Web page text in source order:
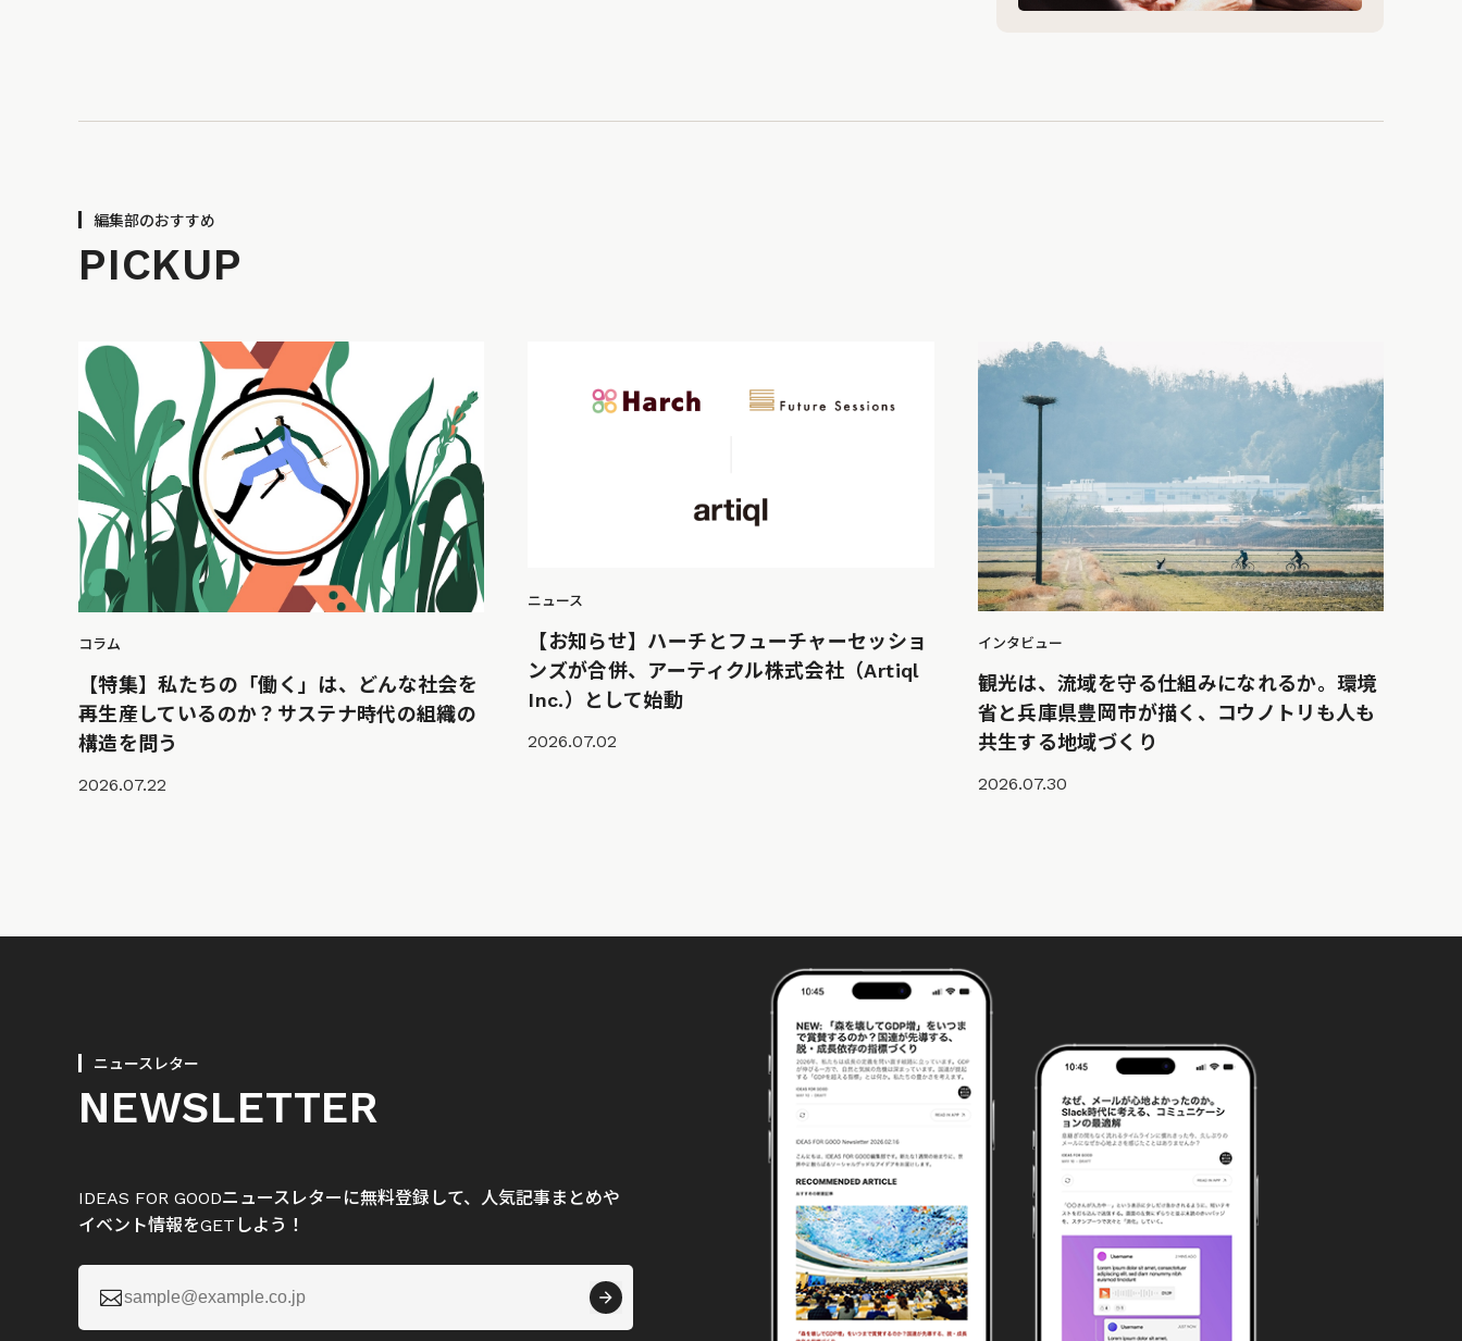
編集部のおすすめ
PICKUP
コラム
【特集】私たちの「働く」は、どんな社会を
再生産しているのか？サステナ時代の組織の
構造を問う
2026.07.22
ニュース
【お知らせ】ハーチとフューチャーセッショ
ンズが合併、アーティクル株式会社（Artiql
Inc.）として始動
2026.07.02
インタビュー
観光は、流域を守る仕組みになれるか。環境
省と兵庫県豊岡市が描く、コウノトリも人も
共生する地域づくり
2026.07.30
ニュースレター
NEWSLETTER
IDEAS FOR GOODニュースレターに無料登録して、人気記事まとめや
イベント情報をGETしよう！
